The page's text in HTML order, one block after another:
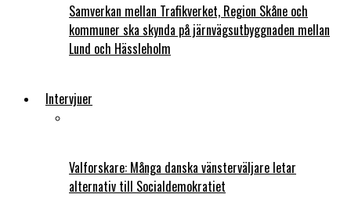
Samverkan mellan Trafikverket, Region Skåne och
kommuner ska skynda på järnvägsutbyggnaden mellan
Lund och Hässleholm
Intervjuer
Valforskare: Många danska vänsterväljare letar
alternativ till Socialdemokratiet